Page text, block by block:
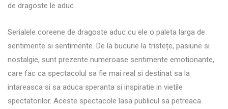
de dragoste le aduc.
Serialele coreene de dragoste aduc cu ele o paleta larga de
sentimente si sentimente. De la bucurie la tristețe, pasiune si
nostalgie, sunt prezente numeroase sentimente emotionante,
care fac ca spectacolul sa fie mai real si destinat sa la
intareasca si sa aduca speranta si inspiratie in vietile
spectatorilor. Aceste spectacole lasa publicul sa petreaca